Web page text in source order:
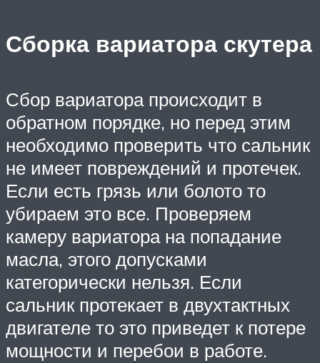
Сборка вариатора скутера
Сбор вариатора происходит в
обратном порядке, но перед этим
необходимо проверить что сальник
не имеет повреждений и протечек.
Если есть грязь или болото то
убираем это все. Проверяем
камеру вариатора на попадание
масла, этого допусками
категорически нельзя. Если
сальник протекает в двухтактных
двигателе то это приведет к потере
мощности и перебои в работе.